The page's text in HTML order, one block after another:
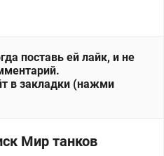
поставь ей лайк, и не
в закладки (нажми
Мир танков